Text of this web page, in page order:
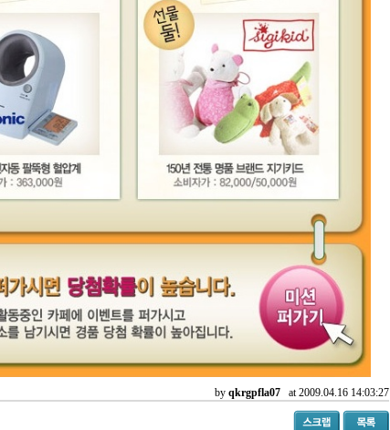
by qkrgpfla07 at 2009.04.16 14:03:27